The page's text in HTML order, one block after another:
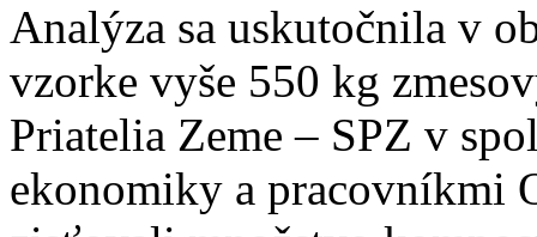
Analýza sa uskutočnila v
vzorke vyše 550 kg
Priatelia Zeme – SPZ v
ekonomiky a pracovníkmi